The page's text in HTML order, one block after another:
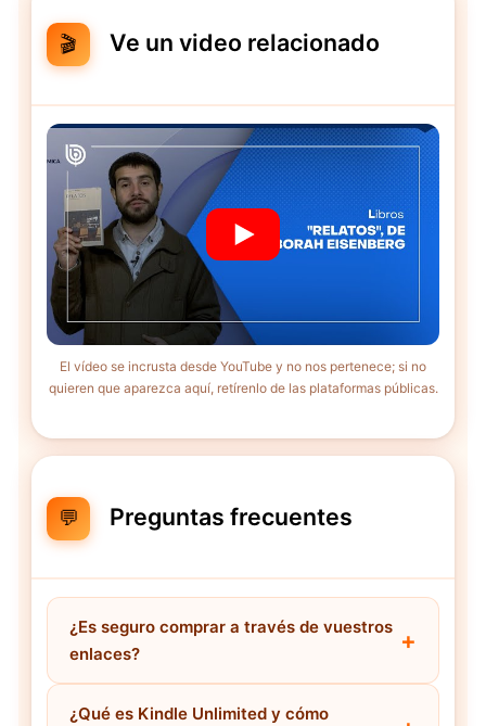
🎬 Ve un video relacionado
El vídeo se incrusta desde YouTube y no nos pertenece; si no
quieren que aparezca aquí, retírenlo de las plataformas públicas.
💬 Preguntas frecuentes
¿Es seguro comprar a través de vuestros
enlaces?
¿Qué es Kindle Unlimited y cómo